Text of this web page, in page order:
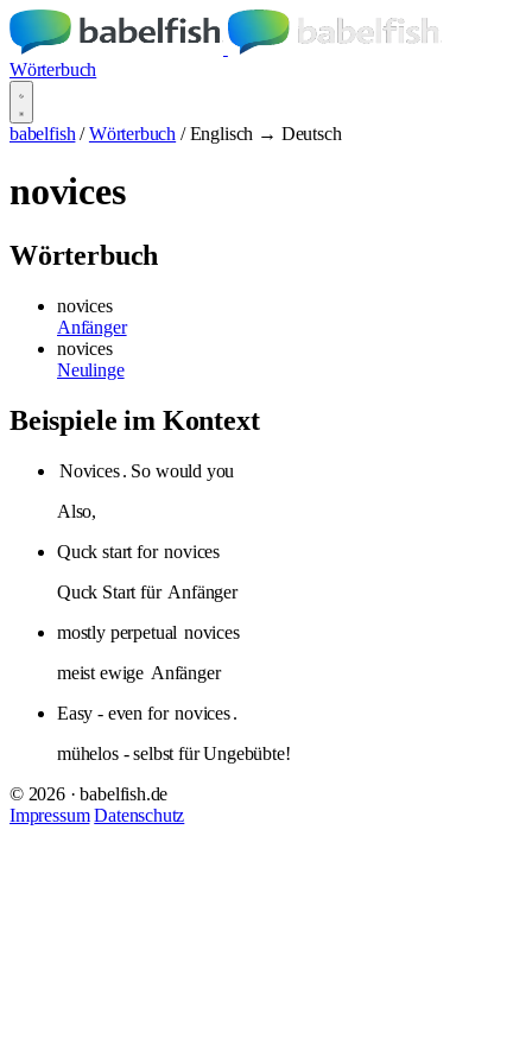
Wörterbuch
babelfish / Wörterbuch / Englisch → Deutsch
novices
Wörterbuch
novices
Anfänger
novices
Neulinge
Beispiele im Kontext
Novices. So would you
Also,
Quck start for novices
Quck Start für Anfänger
mostly perpetual novices
meist ewige Anfänger
Easy - even for novices.
mühelos - selbst für Ungebübte!
© 2026 · babelfish.de
Impressum Datenschutz